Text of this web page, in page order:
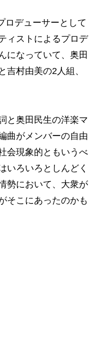
ロデューサーとして
ィストによるプロデ
になっていて、奥田
吉村由美の2人組、
と奥田民生の洋楽マ
曲がメンバーの自由
会現象的ともいうべ
いろいろとしんどく
勢において、大衆が
そこにあったのかも